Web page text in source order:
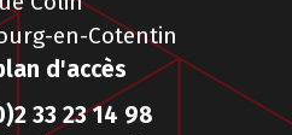
en-Cotentin
d'accès
33 23 14 98